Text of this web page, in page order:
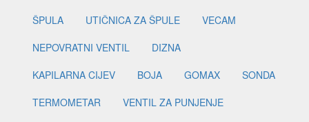
ŠPULA
UTIČNICA ZA ŠPULE
VECAM
NEPOVRATNI VENTIL
DIZNA
KAPILARNA CIJEV
BOJA GOMAX
SONDA
TERMOMETAR
VENTIL ZA PUNJENJE